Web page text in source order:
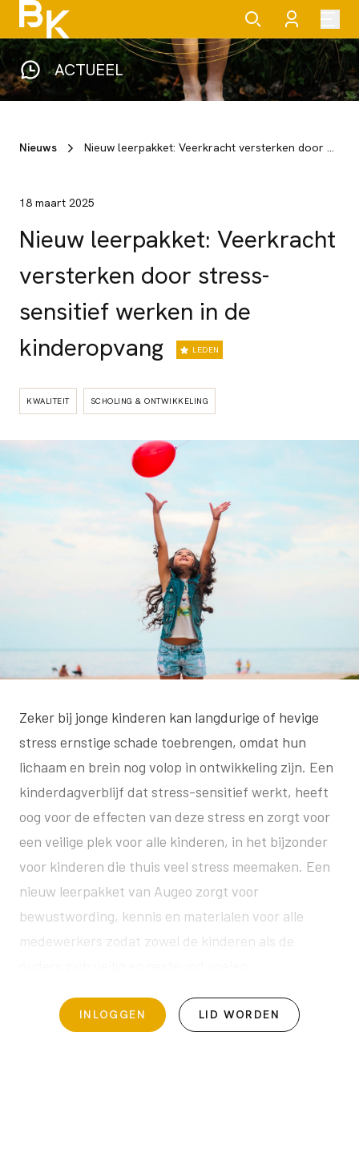
ACTUEEL
Nieuws Nieuw leerpakket: Veerkracht versterken door stress-sensitief werken in de kinderopvang
18 maart 2025
Nieuw leerpakket: Veerkracht
versterken door stress-
sensitief werken in de
kinderopvang
LEDEN
KWALITEIT SCHOLING & ONTWIKKELING
Zeker bij jonge kinderen kan langdurige of hevige
stress ernstige schade toebrengen, omdat hun
lichaam en brein nog volop in ontwikkeling zijn. Een
kinderdagverblijf dat stress-sensitief werkt, heeft
oog voor de effecten van deze stress en zorgt voor
een veilige plek voor alle kinderen, in het bijzonder
voor kinderen die thuis veel stress meemaken. Een
nieuw leerpakket van Augeo zorgt voor
bewustwording, kennis en materialen voor alle
medewerkers zodat zowel de kinderen als de
INLOGGEN LID WORDEN